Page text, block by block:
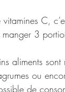
C,
3
aliments
ou
de